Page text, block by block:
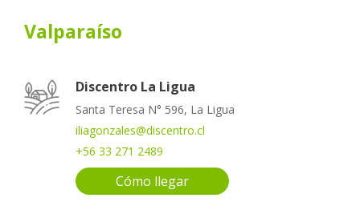
Valparaíso
Discentro La Ligua
Santa Teresa N° 596, La Ligua
iliagonzales@discentro.cl
+56 33 271 2489
Cómo llegar